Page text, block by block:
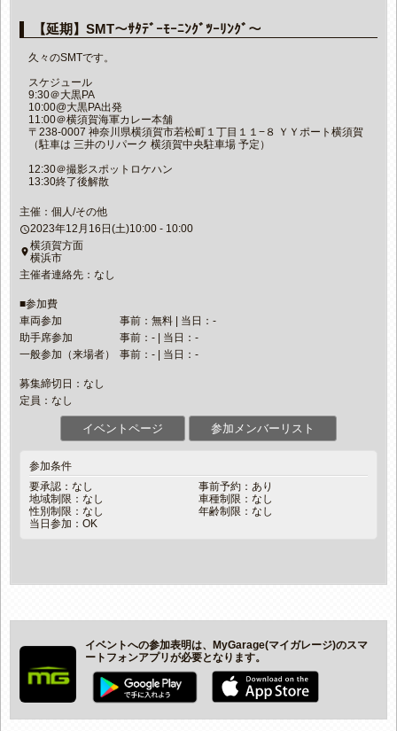
【延期】SMT〜ｻﾀﾃﾞｰﾓｰﾆﾝｸﾞﾂｰﾘﾝｸﾞ〜
久々のSMTです。
スケジュール
9:30＠大黒PA
10:00@大黒PA出発
11:00＠横須賀海軍カレー本舗
〒238-0007 神奈川県横須賀市若松町１丁目１１−８ ＹＹポート横須賀
（駐車は 三井のリパーク 横須賀中央駐車場 予定）
12:30＠撮影スポットロケハン
13:30終了後解散
主催：個人/その他
access_time2023年12月16日(土)10:00 - 10:00
place横須賀方面
横浜市
主催者連絡先：なし
■参加費
車両参加
事前：無料 | 当日：-
助手席参加
事前：- | 当日：-
一般参加（来場者）
事前：- | 当日：-
募集締切日：なし
定員：なし
イベントページ 参加メンバーリスト
参加条件
要承認：なし
事前予約：あり
地域制限：なし
車種制限：なし
性別制限：なし
年齢制限：なし
当日参加：OK
イベントへの参加表明は、MyGarage(マイガレージ)のスマ
ートフォンアプリが必要となります。